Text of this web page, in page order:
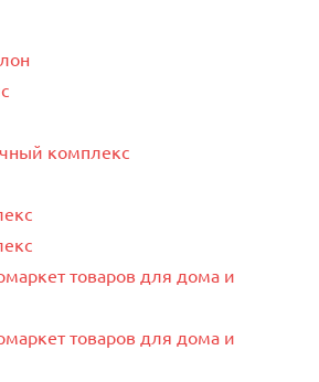
комплекс
товаров для дома и
товаров для дома и